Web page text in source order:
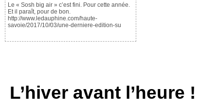
Le « Sosh big air » c’est fini. Pour cette année.
Et il paraît, pour de bon.
http://www.ledauphine.com/haute-
savoie/2017/10/03/une-derniere-edition-su
L’hiver avant l’heure !